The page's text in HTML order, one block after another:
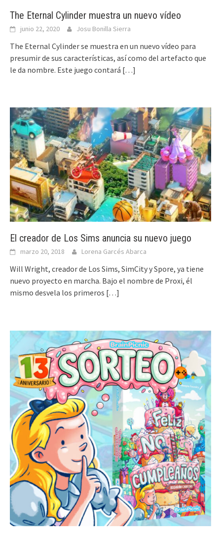
The Eternal Cylinder muestra un nuevo vídeo
junio 22, 2020 Josu Bonilla Sierra
The Eternal Cylinder se muestra en un nuevo vídeo para
presumir de sus características, así como del artefacto que
le da nombre. Este juego contará […]
El creador de Los Sims anuncia su nuevo juego
marzo 20, 2018 Lorena Garcés Abarca
Will Wright, creador de Los Sims, SimCity y Spore, ya tiene
nuevo proyecto en marcha. Bajo el nombre de Proxi, él
mismo desvela los primeros […]